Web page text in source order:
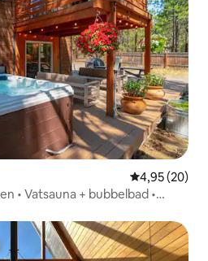
Gemiddelde
4,95 (20)
• Vatsauna + bubbelbad •